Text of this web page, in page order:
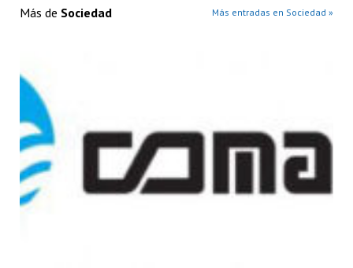
Más de Sociedad Más entradas en Sociedad »